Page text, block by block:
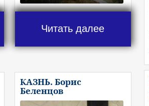
Читать далее
КАЗНЬ. Борис
Беленцов